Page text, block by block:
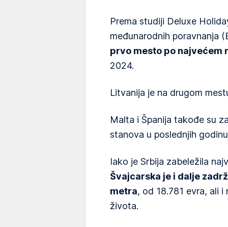
Prema studiji Deluxe
međunarodnih poravnanja
prvo mesto po najvećem
2024.
Litvanija je na drugom
Malta i Španija takođe su
stanova u poslednjih
Iako je Srbija zabeležila
Švajcarska je i dalje
metra, od 18.781 evra, ali
života.